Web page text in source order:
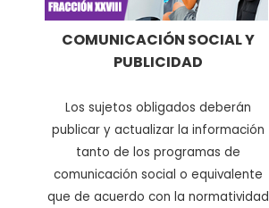
COMUNICACIÓN SOCIAL Y
PUBLICIDAD
Los sujetos obligados deberán
publicar y actualizar la información
tanto de los programas de
comunicación social o equivalente
que de acuerdo con la normatividad